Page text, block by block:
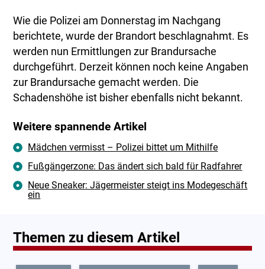
Wie die Polizei am Donnerstag im Nachgang
berichtete, wurde der Brandort beschlagnahmt. Es
werden nun Ermittlungen zur Brandursache
durchgeführt. Derzeit können noch keine Angaben
zur Brandursache gemacht werden. Die
Schadenshöhe ist bisher ebenfalls nicht bekannt.
Weitere spannende Artikel
Mädchen vermisst – Polizei bittet um Mithilfe
Fußgängerzone: Das ändert sich bald für Radfahrer
Neue Sneaker: Jägermeister steigt ins Modegeschäft
ein
Themen zu diesem Artikel